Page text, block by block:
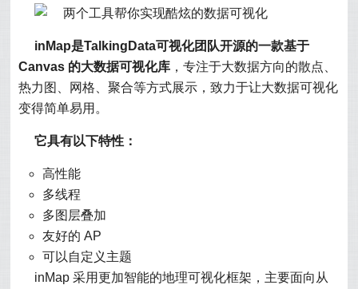
inMap是TalkingData可视化团队开源的一款基于
Canvas 的大数据可视化库 ，专注于大数据方向的散点、
热力图、网格、聚合等方式展示，致力于让大数据可视化
变得简单易用。
它具有以下特性：
高性能
多线程
多图层叠加
友好的 AP
可以自定义主题
inMap 采用更加智能的地理可视化框架，主要面向从